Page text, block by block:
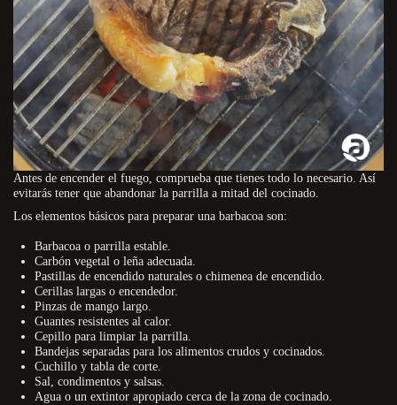
Antes de encender el fuego, comprueba que tienes todo lo necesario. Así
evitarás tener que abandonar la parrilla a mitad del cocinado.
Los elementos básicos para preparar una barbacoa son:
Barbacoa o parrilla estable.
Carbón vegetal o leña adecuada.
Pastillas de encendido naturales o chimenea de encendido.
Cerillas largas o encendedor.
Pinzas de mango largo.
Guantes resistentes al calor.
Cepillo para limpiar la parrilla.
Bandejas separadas para los alimentos crudos y cocinados.
Cuchillo y tabla de corte.
Sal, condimentos y salsas.
Agua o un extintor apropiado cerca de la zona de cocinado.